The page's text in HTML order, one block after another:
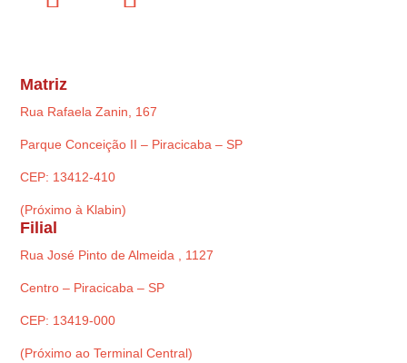
Matriz
Rua Rafaela Zanin, 167
Parque Conceição II – Piracicaba – SP
CEP: 13412-410
(Próximo à Klabin)
Filial
Rua José Pinto de Almeida , 1127
Centro – Piracicaba – SP
CEP: 13419-000
(Próximo ao Terminal Central)